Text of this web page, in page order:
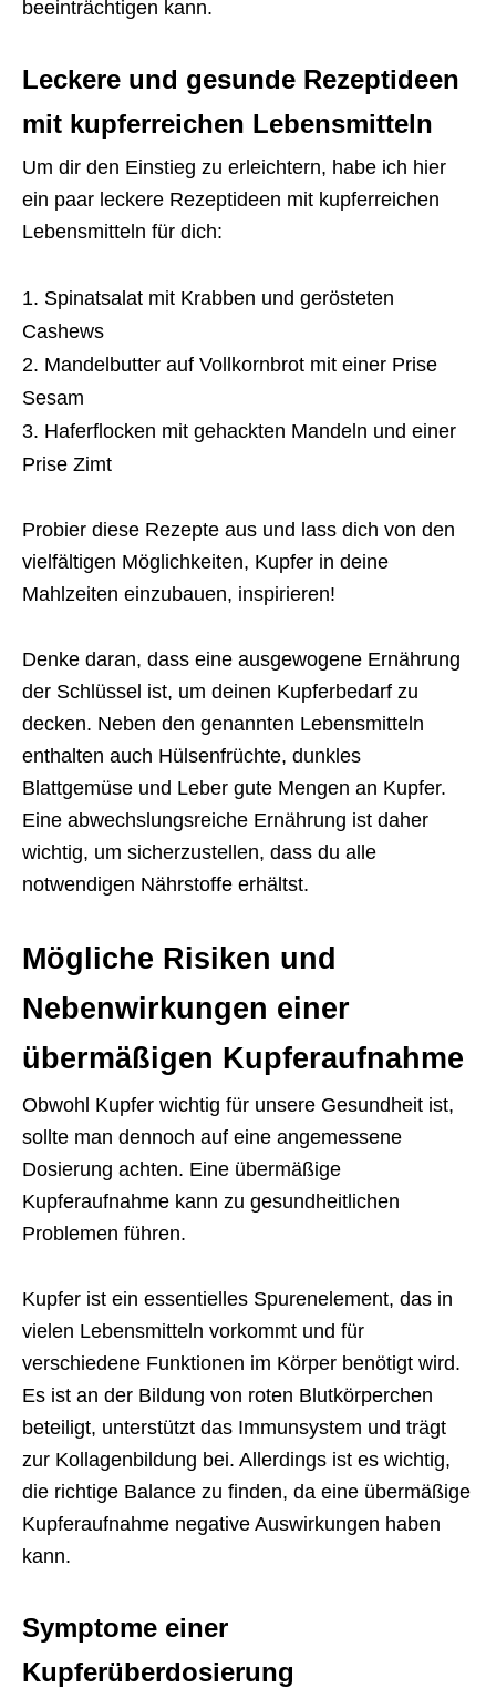
beeinträchtigen kann.
Leckere und gesunde Rezeptideen
mit kupferreichen Lebensmitteln
Um dir den Einstieg zu erleichtern, habe ich hier
ein paar leckere Rezeptideen mit kupferreichen
Lebensmitteln für dich:
Spinatsalat mit Krabben und gerösteten
Cashews
Mandelbutter auf Vollkornbrot mit einer Prise
Sesam
Haferflocken mit gehackten Mandeln und einer
Prise Zimt
Probier diese Rezepte aus und lass dich von den
vielfältigen Möglichkeiten, Kupfer in deine
Mahlzeiten einzubauen, inspirieren!
Denke daran, dass eine ausgewogene Ernährung
der Schlüssel ist, um deinen Kupferbedarf zu
decken. Neben den genannten Lebensmitteln
enthalten auch Hülsenfrüchte, dunkles
Blattgemüse und Leber gute Mengen an Kupfer.
Eine abwechslungsreiche Ernährung ist daher
wichtig, um sicherzustellen, dass du alle
notwendigen Nährstoffe erhältst.
Mögliche Risiken und
Nebenwirkungen einer
übermäßigen Kupferaufnahme
Obwohl Kupfer wichtig für unsere Gesundheit ist,
sollte man dennoch auf eine angemessene
Dosierung achten. Eine übermäßige
Kupferaufnahme kann zu gesundheitlichen
Problemen führen.
Kupfer ist ein essentielles Spurenelement, das in
vielen Lebensmitteln vorkommt und für
verschiedene Funktionen im Körper benötigt wird.
Es ist an der Bildung von roten Blutkörperchen
beteiligt, unterstützt das Immunsystem und trägt
zur Kollagenbildung bei. Allerdings ist es wichtig,
die richtige Balance zu finden, da eine übermäßige
Kupferaufnahme negative Auswirkungen haben
kann.
Symptome einer
Kupferüberdosierung